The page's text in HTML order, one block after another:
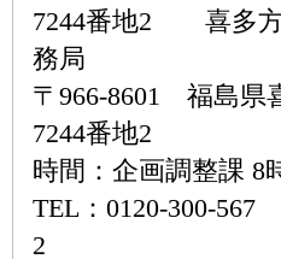
7244番地2 喜多方
務局
〒966-8601 福島県
7244番地2
時間：企画調整課 8
TEL：0120-300-567
2